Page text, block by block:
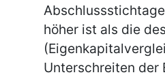
höher ist als die
Unterschreiten der